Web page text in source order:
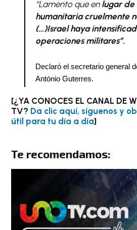
“Lamento que enlugar de
humanitaria cruelmente
(…)Israel haya
operaciones militares”.
Declaró el secretario general
António Guterres.
[¿YA CONOCES EL CANAL DE
TV? Da clic aquí, síguenos y
útil para tu día a día]
Te recomendamos: